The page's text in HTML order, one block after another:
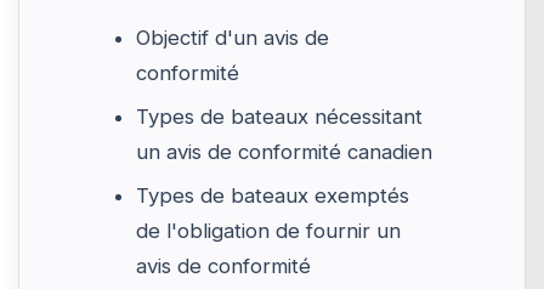
Objectif d'un avis de
conformité
Types de bateaux nécessitant
un avis de conformité canadien
Types de bateaux exemptés
de l'obligation de fournir un
avis de conformité